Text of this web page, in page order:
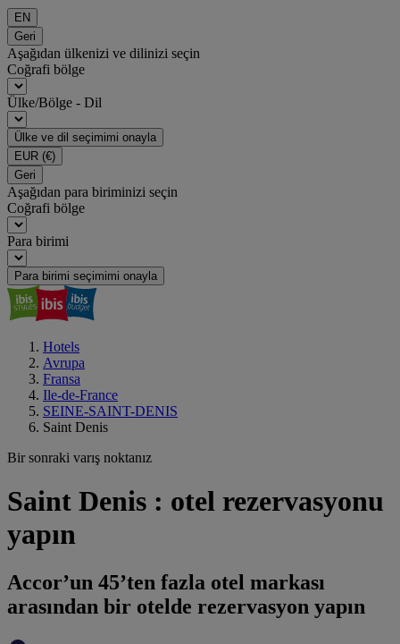
EN
Geri
Aşağıdan ülkenizi ve dilinizi seçin
Coğrafi bölge
Ülke/Bölge - Dil
Ülke ve dil seçimimi onayla
EUR (€)
Geri
Aşağıdan para biriminizi seçin
Coğrafi bölge
Para birimi
Para birimi seçimimi onayla
Hotels
Avrupa
Fransa
Ile-de-France
SEINE-SAINT-DENIS
Saint Denis
Bir sonraki varış noktanız
Saint Denis : otel rezervasyonu
yapın
Accor’un 45’ten fazla otel markası
arasından bir otelde rezervasyon yapın